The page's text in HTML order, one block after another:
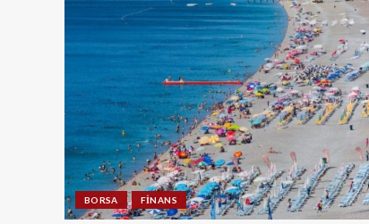
BORSA FINANS